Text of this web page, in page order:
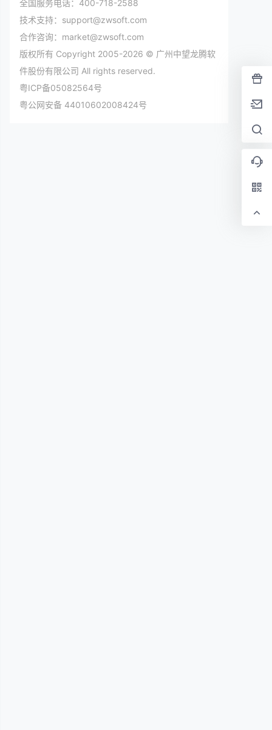
全国服务电话：400-718-2588
技术支持：support@zwsoft.com
合作咨询：market@zwsoft.com
版权所有 Copyright 2005-2026 © 广州中望龙腾软
件股份有限公司 All rights reserved.
粤ICP备05082564号
粤公网安备 44010602008424号